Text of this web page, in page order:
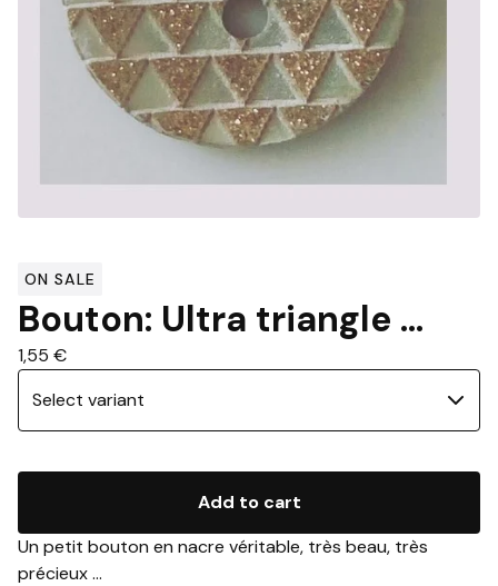
ON SALE
Bouton: Ultra triangle ...
1,55 €
Add to cart
Un petit bouton en nacre véritable, très beau, très
précieux ...